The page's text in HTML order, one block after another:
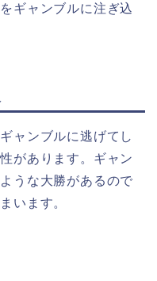
ギャンブルに注ぎ込
ャンブルに逃げてし
があります。ギャン
うな大勝があるので
います。